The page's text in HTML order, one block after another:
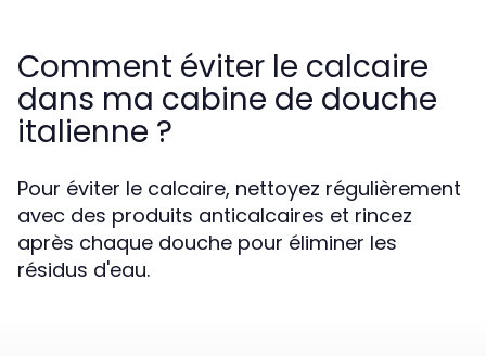
Comment éviter le calcaire
dans ma cabine de douche
italienne ?
Pour éviter le calcaire, nettoyez régulièrement
avec des produits anticalcaires et rincez
après chaque douche pour éliminer les
résidus d'eau.